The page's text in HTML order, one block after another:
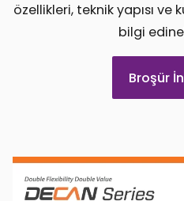
özellikleri, teknik yapısı ve
bilgi
Broşür